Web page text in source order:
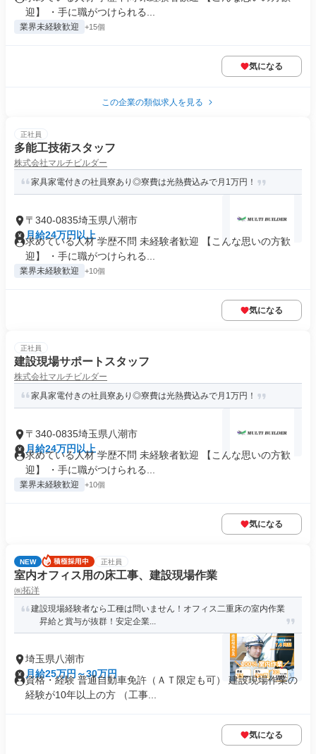
迎】 ・手に職がつけられる...
業界未経験歓迎 +15個
気になる
この企業の類似求人を見る
正社員
多能工技術スタッフ
株式会社マルチビルダー
家具家電付きの社員寮あり◎寮費は光熱費込みで月1万円！
〒340-0835埼玉県八潮市
月給24万円以上
求めている人材 学歴不問 未経験者歓迎 【こんな思いの方歓
迎】 ・手に職がつけられる...
業界未経験歓迎 +10個
気になる
正社員
建設現場サポートスタッフ
株式会社マルチビルダー
家具家電付きの社員寮あり◎寮費は光熱費込みで月1万円！
〒340-0835埼玉県八潮市
月給24万円以上
求めている人材 学歴不問 未経験者歓迎 【こんな思いの方歓
迎】 ・手に職がつけられる...
業界未経験歓迎 +10個
気になる
NEW 正社員
室内オフィス用の床工事、建設現場作業
㈱拓洋
建設現場経験者なら工種は問いません！オフィス二重床の室内作業
昇給と賞与が抜群！安定企業...
埼玉県八潮市
月給25万円～30万円
資格・経験 普通自動車免許（ＡＴ限定も可） 建設現場作業の
経験が10年以上の方 （工事...
気になる